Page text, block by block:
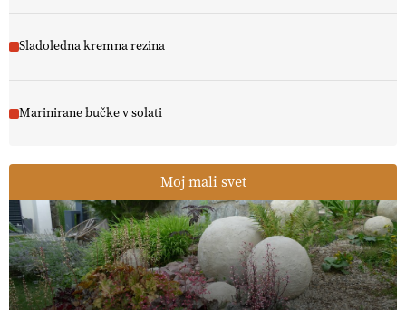
Sladoledna kremna rezina
Marinirane bučke v solati
Moj mali svet